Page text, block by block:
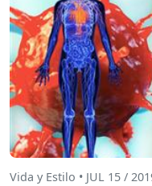
Vida y Estilo • JUL 15 /